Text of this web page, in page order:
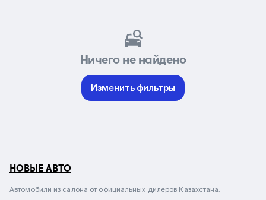
Ничего не найдено
Изменить фильтры
НОВЫЕ АВТО
Автомобили из салона от официальных дилеров Казахстана.